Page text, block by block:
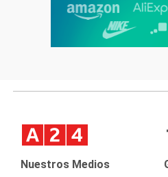
Nuestros Medios